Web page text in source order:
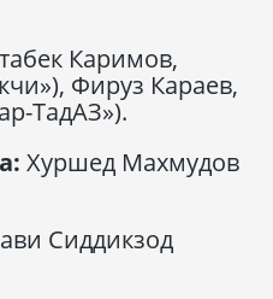
Каримов,
Фируз Караев,
ТадАЗ»).
Хуршед Махмудов
Сиддикзод